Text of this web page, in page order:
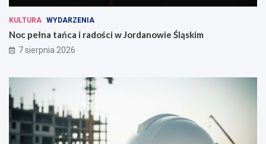
KULTURA WYDARZENIA
Noc pełna tańca i radości w Jordanowie Śląskim
7 sierpnia 2026